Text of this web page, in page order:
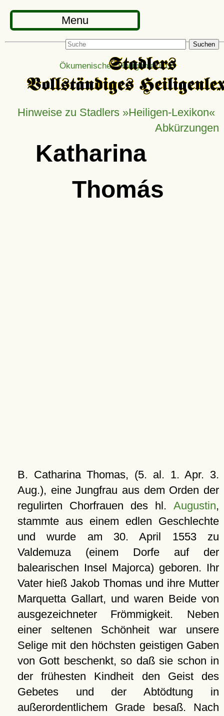
Menu
Suchen
Hinweise zu Stadlers »Heiligen-Lexikon«
Abkürzungen
Katharina
Thomás
B. Catharina Thomas, (5. al. 1. Apr. 3.
Aug.), eine Jungfrau aus dem Orden der
regulirten Chorfrauen des hl. Augustin,
stammte aus einem edlen Geschlechte
und wurde am 30. April 1553 zu
Valdemuza (einem Dorfe auf der
balearischen Insel Majorca) geboren. Ihr
Vater hieß Jakob Thomas und ihre Mutter
Marquetta Gallart, und waren Beide von
ausgezeichneter Frömmigkeit. Neben
einer seltenen Schönheit war unsere
Selige mit den höchsten geistigen Gaben
von Gott beschenkt, so daß sie schon in
der frühesten Kindheit den Geist des
Gebetes und der Abtödtung in
außerordentlichem Grade besaß. Nach
Ökumenisches Heiligenlexikon